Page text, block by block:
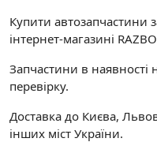
Купити автозапчастини
інтернет-магазині
Запчастини в наявності
перевірку.
Доставка до Києва,
інших міст України.